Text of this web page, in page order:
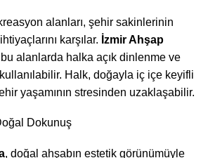
alanları, şehir sakinlerinin
karşılar. İzmir Ahşap
bu alanlarda halka açık dinlenme ve
Halk, doğayla iç içe keyifli
yaşamının stresinden uzaklaşabilir.
Dokunuş
, doğal ahşabın estetik görünümüyle